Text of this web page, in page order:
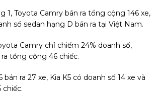
1, Toyota Camry bán ra tổng cộng 146 xe,
số sedan hạng D bán ra tại Việt Nam.
Camry chỉ chiếm 24% doanh số,
tổng cộng 46 chiếc.
ra 27 xe, Kia K5 có doanh số 14 xe và
chiếc.